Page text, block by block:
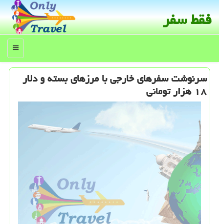
فقط سفر
منو
سرنوشت سفرهای خارجی با مرزهای بسته و دلار
۱۸ هزار تومانی